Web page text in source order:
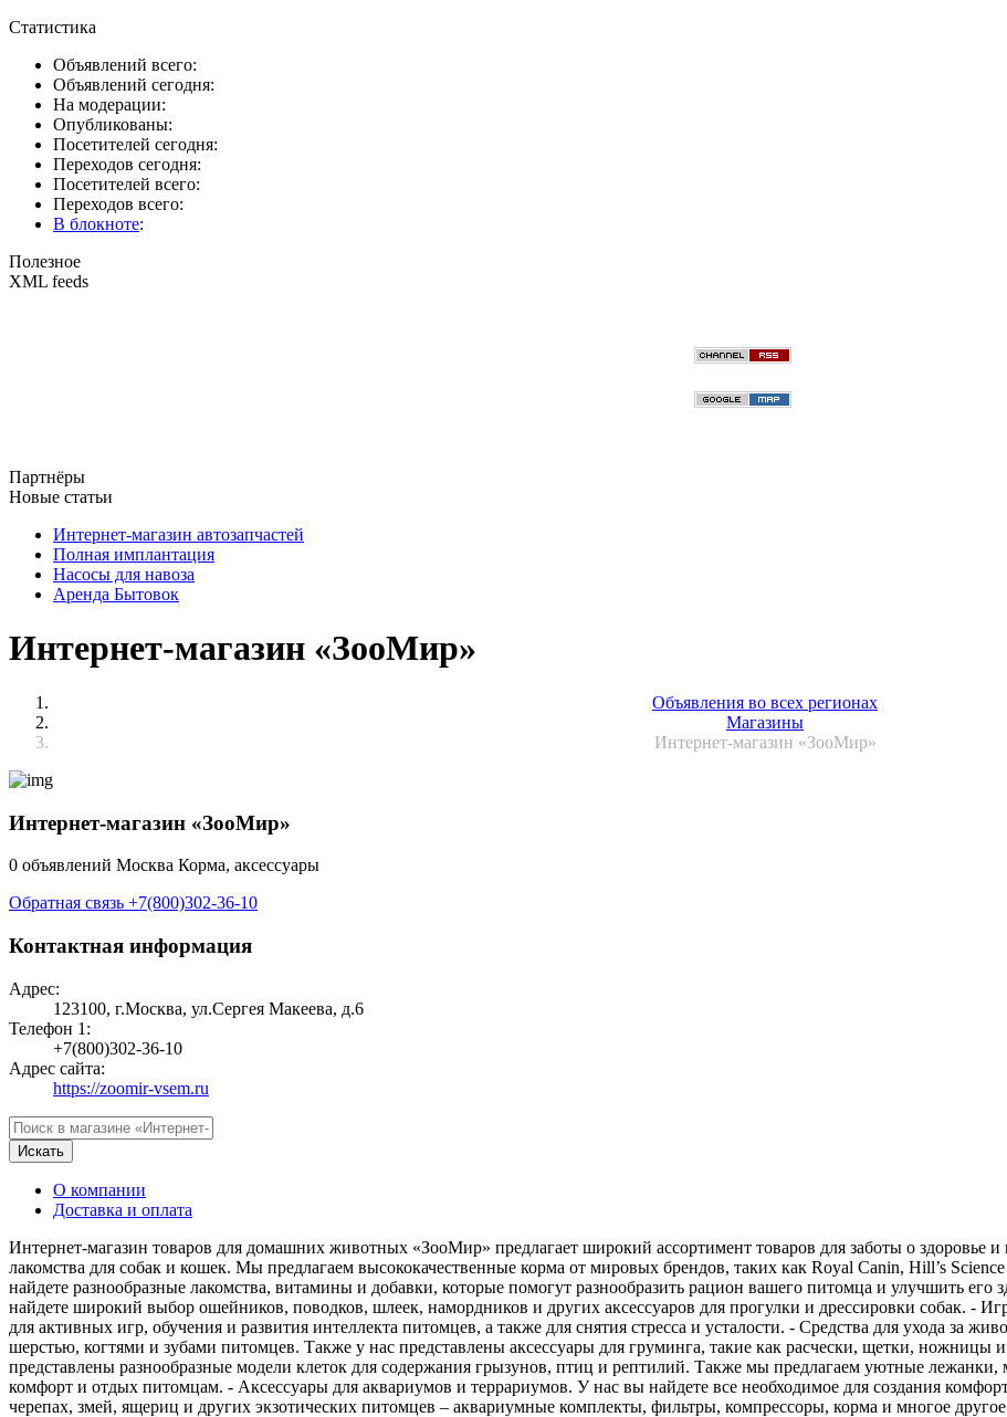
Статистика
Объявлений всего:
Объявлений сегодня:
На модерации:
Опубликованы:
Посетителей сегодня:
Переходов сегодня:
Посетителей всего:
Переходов всего:
В блокноте:
Полезное
XML feeds
Партнёры
Новые статьи
Интернет-магазин автозапчастей
Полная имплантация
Насосы для навоза
Аренда Бытовок
Интернет-магазин «ЗооМир»
Объявления во всех регионах
Магазины
Интернет-магазин «ЗооМир»
Интернет-магазин «ЗооМир»
0 объявлений Москва Корма, аксессуары
Обратная связь +7(800)302-36-10
Контактная информация
Адрес:
123100, г.Москва, ул.Сергея Макеева, д.6
Телефон 1:
+7(800)302-36-10
Адрес сайта:
https://zoomir-vsem.ru
Искать
О компании
Доставка и оплата
Интернет-магазин товаров для домашних животных «ЗооМир» предлагает широкий ассортимент товаров для заботы о
лакомства для собак и кошек. Мы предлагаем высококачественные корма от мировых брендов, таких как Royal Canin, Hill’s
найдете разнообразные лакомства, витамины и добавки, которые помогут разнообразить рацион вашего питомца и улучшить
найдете широкий выбор ошейников, поводков, шлеек, намордников и других аксессуаров для прогулки и дрессировки собак. -
для активных игр, обучения и развития интеллекта питомцев, а также для снятия стресса и усталости. - Средства для ухода за
шерстью, когтями и зубами питомцев. Также у нас представлены аксессуары для груминга, такие как расчески, щетки, ножницы
представлены разнообразные модели клеток для содержания грызунов, птиц и рептилий. Также мы предлагаем уютные
комфорт и отдых питомцам. - Аксессуары для аквариумов и террариумов. У нас вы найдете все необходимое для создания
черепах, змей, ящериц и других экзотических питомцев – аквариумные комплекты, фильтры, компрессоры, корма и многое другое